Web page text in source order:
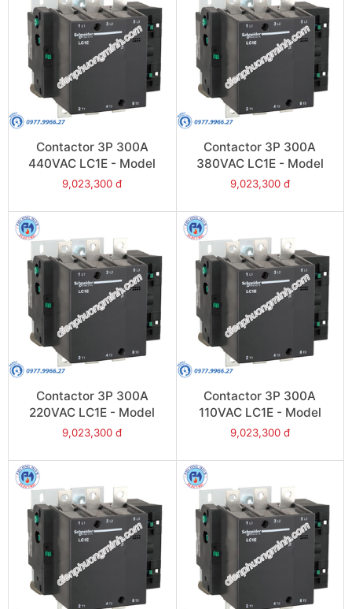
Contactor 3P 300A
440VAC LC1E - Model
LC1E300R6
9,023,300 đ
Contactor 3P 300A
380VAC LC1E - Model
LC1E300Q6
9,023,300 đ
Contactor 3P 300A
220VAC LC1E - Model
LC1E300M6
9,023,300 đ
Contactor 3P 300A
110VAC LC1E - Model
LC1E300F6
9,023,300 đ